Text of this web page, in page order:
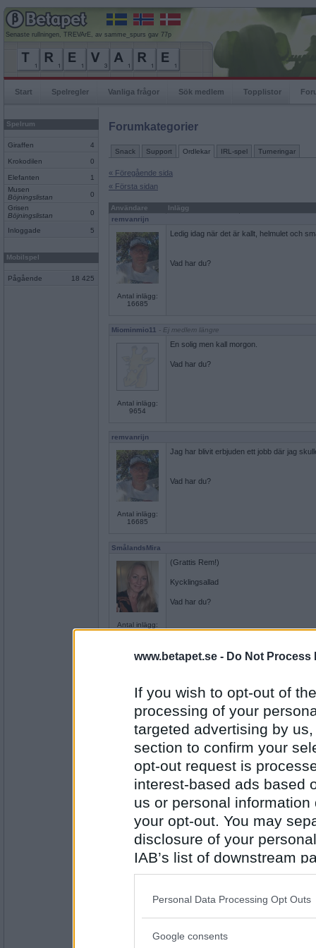
www.betapet.se - Do Not Process
If you wish to opt-out of
processing of your
targeted advertising by
section to confirm your
opt-out request is
interest-based ads based
us or personal
your opt-out. You may
disclosure of your
IAB’s list of downstream
also be disclosed by us
Downstream Participants
Please note that this
Personal Data Processing Opt Outs
Google consents
Senaste rullningen, TREVArE, av samme_spurs gav 77p
Start Spelregler Vanliga frågor Sök medlem Topplistor
Spelrum
Giraffen 4
Krokodilen 0
Elefanten
1
Musen
Böjningslistan
0
Grisen
Böjningslistan
0
Inloggade 5
Mobilspel
Pågående 18 425
Forumkategorier
Snack Support Ordlekar IRL-spel Turneringar
« Föregående sida
« Första sidan
Användare
Inlägg
remvanrijn
Antal inlägg:
16685
Ledig idag när det är kallt, helmulet och
Vad har du?
Miominmio11 - Ej medlem längre
Antal inlägg:
9654
En solig men kall morgon.
Vad har du?
remvanrijn
Antal inlägg:
16685
Jag har blivit erbjuden ett jobb där jag
Vad har du?
SmålandsMira
Antal inlägg:
22535
(Grattis Rem!)
Kycklingsallad
Vad har du?
Antal inlägg:
8262
Vad har du?
SmålandsMira
Antal inlägg:
22535
Huvudbry
Vad har du?
En avklarad arbetsdag :)